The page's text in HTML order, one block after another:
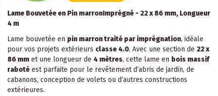
Lame Bouvetée en Pin marronImprégné - 22 x 86 mm, Longueur
4 m
Lame bouvetée en pin marron traité par imprégnation, idéale
pour vos projets extérieurs classe 4.0. Avec une section de 22 x
86 mm et une longueur de 4 mètres, cette lame en bois massif
raboté est parfaite pour le revêtement d’abris de jardin, de
cabanons, conception de volets ou d’autres constructions
extérieures.